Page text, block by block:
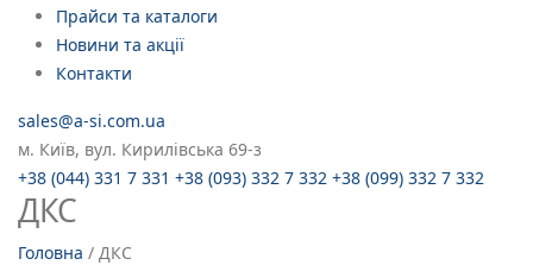
Прайси та каталоги
Новини та акції
Контакти
sales@a-si.com.ua
м. Київ, вул. Кирилівська 69-з
+38 (044) 331 7 331 +38 (093) 332 7 332 +38 (099) 332 7 332
ДКС
Головна / ДКС